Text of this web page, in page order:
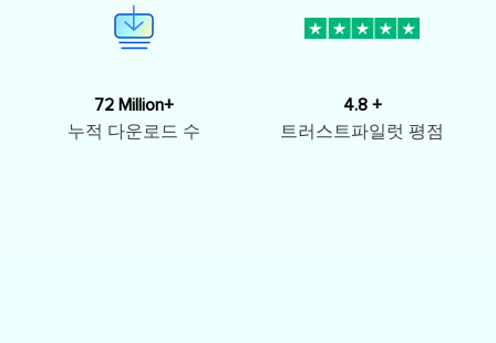
72 Million+
누적 다운로드 수
4.8 +
트러스트파일럿 평점